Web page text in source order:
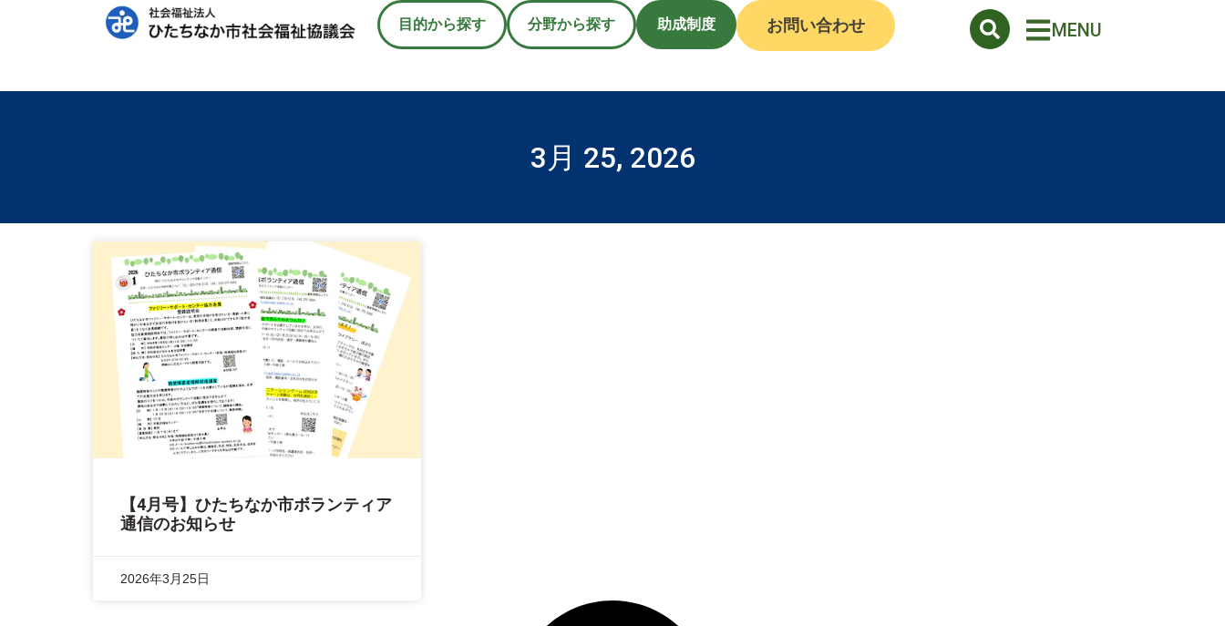
目的から探す 分野から探す 助成制度 お問い合わせ MENU
3月 25, 2026
【4月号】ひたちなか市ボランティア
通信のお知らせ
2026年3月25日